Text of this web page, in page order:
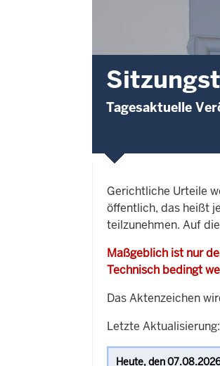
Tagesaktuelle
Gerichtliche Urteile
öffentlich, das heißt
teilzunehmen. Auf
Maßgeblich ist nur
Technisch bedingt
Das Aktenzeichen
Letzte